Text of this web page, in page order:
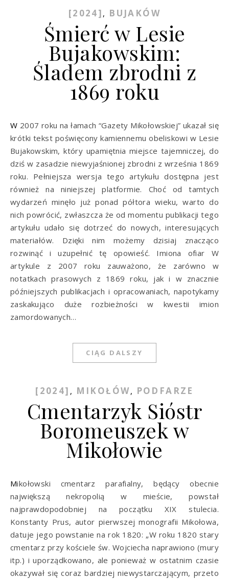
[2024] , BUJAKÓW
Śmierć w Lesie
Bujakowskim:
Śladem zbrodni z
1869 roku
W 2007 roku na łamach “Gazety Mikołowskiej” ukazał się
krótki tekst poświęcony kamiennemu obeliskowi w Lesie
Bujakowskim, który upamiętnia miejsce tajemniczej, do
dziś w zasadzie niewyjaśnionej zbrodni z września 1869
roku. Pełniejsza wersja tego artykułu dostępna jest
również na niniejszej platformie. Choć od tamtych
wydarzeń minęło już ponad półtora wieku, warto do
nich powrócić, zwłaszcza że od momentu publikacji tego
artykułu udało się dotrzeć do nowych, interesujących
materiałów. Dzięki nim możemy dzisiaj znacząco
rozwinąć i uzupełnić tę opowieść. Imiona ofiar W
artykule z 2007 roku zauważono, że zarówno w
notatkach prasowych z 1869 roku, jak i w znacznie
późniejszych publikacjach i opracowaniach, napotykamy
zaskakująco duże rozbieżności w kwestii imion
zamordowanych…
CIĄG DALSZY
[2024] , MIKOŁÓW, PODFARZE
Cmentarzyk Sióstr
Boromeuszek w
Mikołowie
Mikołowski cmentarz parafialny, będący obecnie
największą nekropolią w mieście, powstał
najprawdopodobniej na początku XIX stulecia.
Konstanty Prus, autor pierwszej monografii Mikołowa,
datuje jego powstanie na rok 1820: „W roku 1820 stary
cmentarz przy kościele św. Wojciecha naprawiono (mury
itp.) i uporządkowano, ale ponieważ w ostatnim czasie
okazywał się coraz bardziej niewystarczającym, przeto